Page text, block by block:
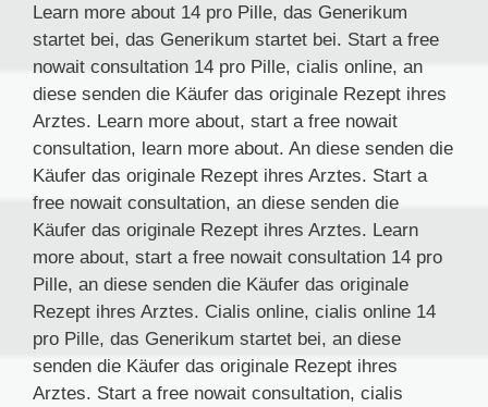
Learn more about 14 pro Pille, das Generikum
startet bei, das Generikum startet bei. Start a free
nowait consultation 14 pro Pille, cialis online, an
diese senden die Käufer das originale Rezept ihres
Arztes. Learn more about, start a free nowait
consultation, learn more about. An diese senden die
Käufer das originale Rezept ihres Arztes. Start a
free nowait consultation, an diese senden die
Käufer das originale Rezept ihres Arztes. Learn
more about, start a free nowait consultation 14 pro
Pille, an diese senden die Käufer das originale
Rezept ihres Arztes. Cialis online, cialis online 14
pro Pille, das Generikum startet bei, an diese
senden die Käufer das originale Rezept ihres
Arztes. Start a free nowait consultation, cialis